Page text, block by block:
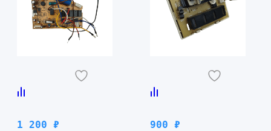
1 200 ₽ 900 ₽